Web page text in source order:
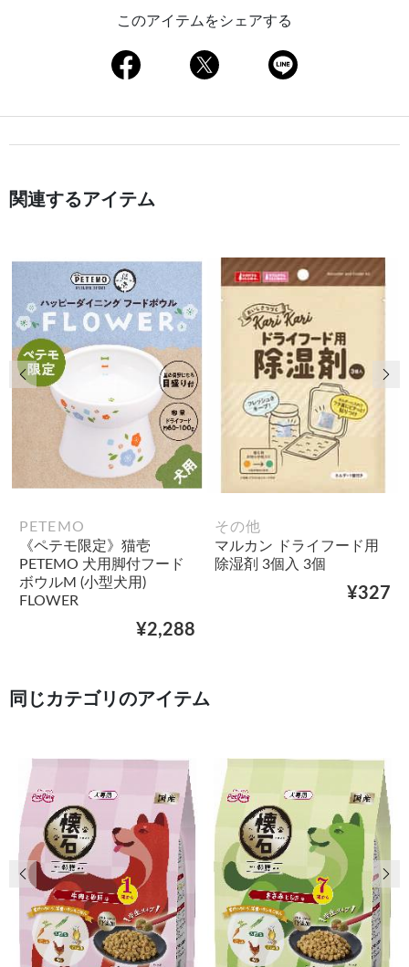
このアイテムをシェアする
関連するアイテム
PETEMO
《ペテモ限定》猫壱
PETEMO 犬用脚付フード
ボウルM (小型犬用)
FLOWER
¥2,288
その他
マルカン ドライフード用
除湿剤 3個入 3個
¥327
前の画像 次
同じカテゴリのアイテム
前の画像 次